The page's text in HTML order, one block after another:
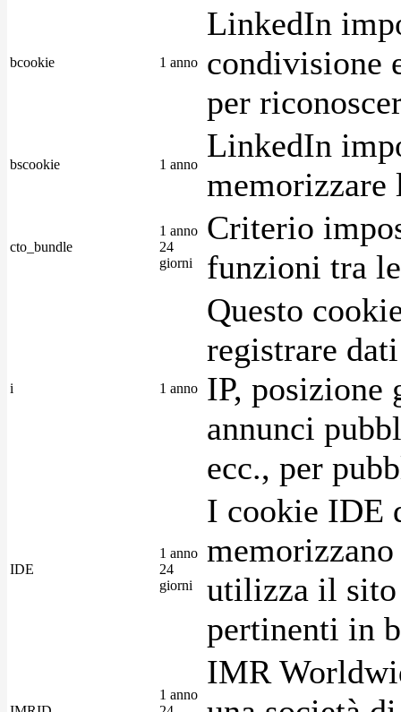
bcookie 1 anno
LinkedIn
condivisione
per
bscookie 1 anno
LinkedIn
memorizzare
cto_bundle
1 anno
24
giorni
Criterio
funzioni tra
i 1 anno
Questo
registrare
IP, posizione
annunci
ecc., per
IDE
1 anno
24
giorni
I cookie IDE
utilizza il sito
pertinenti in
1 anno
IMR